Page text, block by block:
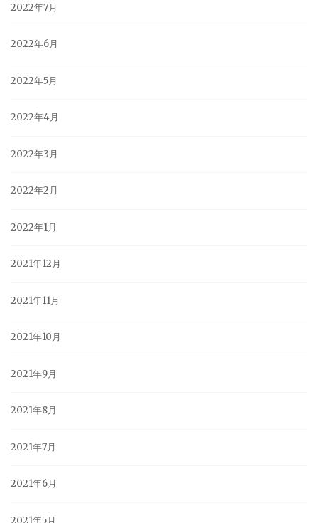
2022年7月
2022年6月
2022年5月
2022年4月
2022年3月
2022年2月
2022年1月
2021年12月
2021年11月
2021年10月
2021年9月
2021年8月
2021年7月
2021年6月
2021年5月